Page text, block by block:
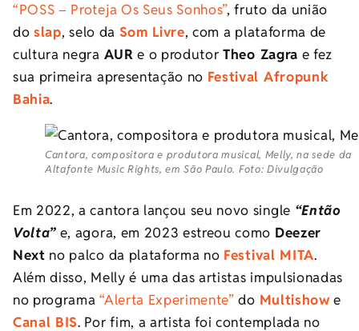
“POSS – Proteja Os Seus Sonhos”, fruto da união
doslap, selo da Som Livre, com a plataforma de
cultura negra AUR e o produtorTheo Zagra e fez
sua primeira apresentação no Festival Afropunk
Bahia.
Cantora, compositora e produtora musical, Melly, na sede da
Altafonte Music Rights, em São Paulo. Foto: Divulgação
Em 2022, a cantora lançou seu novo single “Então
Volta” e, agora, em 2023 estreou como Deezer
Next no palco da plataforma no Festival MITA.
Além disso, Melly é uma das artistas impulsionadas
no programa“Alerta Experimente” do Multishow e
Canal BIS. Por fim, a artista foi contemplada no